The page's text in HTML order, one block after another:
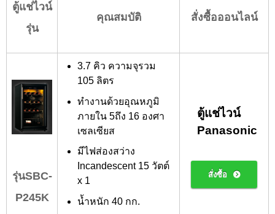
ตู้แช่ไวน์
รุ่น
คุณสมบัติ สั่งซื้อออนไลน์
รุ่นSBC-
P245K
3.7 คิว ความจุรวม
105 ลิตร
ทำงานด้วยอุณหภูมิ
ภายใน 5ถึง 16 องศา
เซลเซียส
มีไฟส่องสว่าง
Incandescent 15 วัตต์
x 1
น้ำหนัก 40 กก.
ตู้แช่ไวน์
Panasonic
สั่งซื้อ